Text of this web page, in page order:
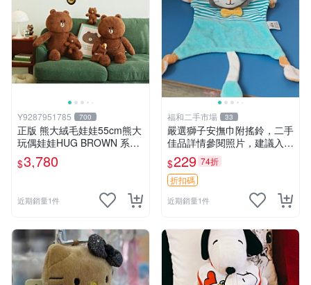
Y9287951785 700
正版 熊大絨毛娃娃55cm熊大
玩偶娃娃HUG BROWN 系列
55公分韓國 line friends熊大
玩偶娃娃禮物生日
$3,780
近期銷量1件
福和二手市場 33
嚴選獅子安撫巾附搖鈴，二手
佳品詳情參閱照片，建議入手
前多加斟酌。獅子 撫慰巾 達
人必備
$229 74折
折扣碼
近期銷量1件